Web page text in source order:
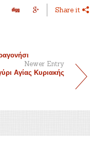
Share it
Newer Entry
Αγίας Κυριακής